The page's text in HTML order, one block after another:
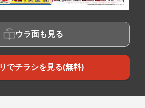
ウラ面も見る
でチラシを見る(無料)